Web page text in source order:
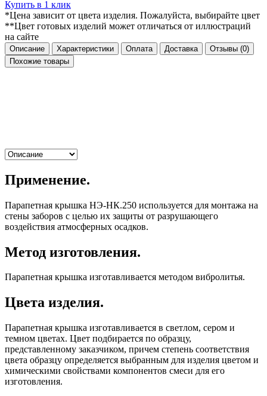
Купить в 1 клик
*Цена зависит от цвета изделия. Пожалуйста, выбирайте цвет
**Цвет готовых изделий может отличаться от иллюстраций
на сайте
Описание Характеристики Оплата Доставка Отзывы (0)
Похожие товары
Применение.
Парапетная крышка НЭ-НК.250 используется для монтажа на
стены заборов с целью их защиты от разрушающего
воздействия атмосферных осадков.
Метод изготовления.
Парапетная крышка изготавливается методом вибролитья.
Цвета изделия.
Парапетная крышка изготавливается в светлом, сером и
темном цветах. Цвет подбирается по образцу,
представленному заказчиком, причем степень соответствия
цвета образцу определяется выбранным для изделия цветом и
химическими свойствами компонентов смеси для его
изготовления.